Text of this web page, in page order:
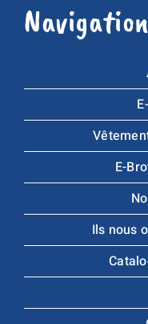
Navigation
E-
Ils nous